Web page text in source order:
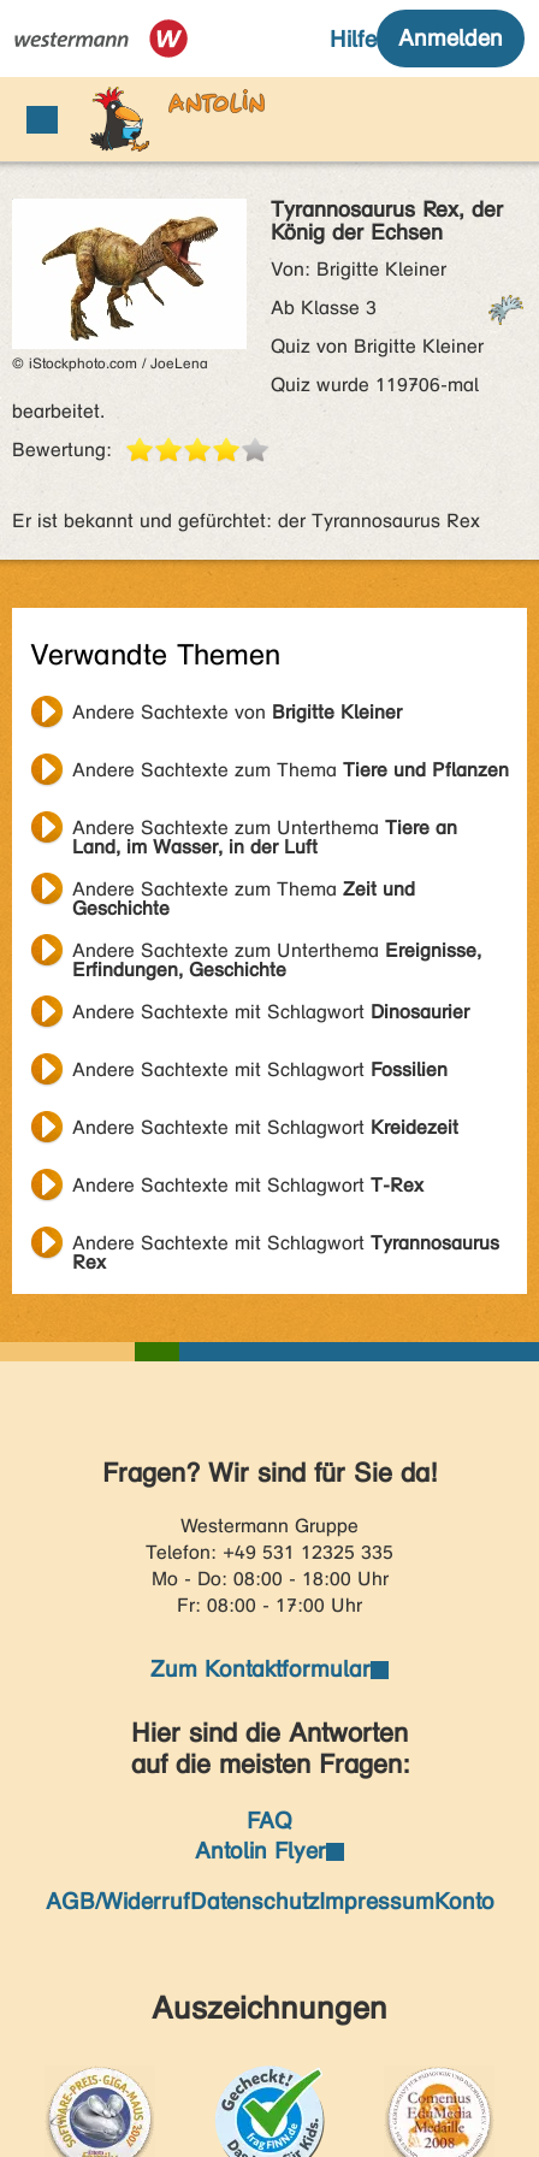
© iStockphoto.com / JoeLena
Tyrannosaurus Rex, der
König der Echsen
Von: Brigitte Kleiner
Ab Klasse 3
Quiz von Brigitte Kleiner
Quiz wurde 119706-mal
bearbeitet.
Bewertung:
Er ist bekannt und gefürchtet: der Tyrannosaurus Rex
Verwandte Themen
Andere Sachtexte von Brigitte Kleiner
Andere Sachtexte zum Thema Tiere und Pflanzen
Andere Sachtexte zum Unterthema Tiere an
Land, im Wasser, in der Luft
Andere Sachtexte zum Thema Zeit und
Geschichte
Andere Sachtexte zum Unterthema Ereignisse,
Erfindungen, Geschichte
Andere Sachtexte mit Schlagwort Dinosaurier
Andere Sachtexte mit Schlagwort Fossilien
Andere Sachtexte mit Schlagwort Kreidezeit
Andere Sachtexte mit Schlagwort T-Rex
Andere Sachtexte mit Schlagwort Tyrannosaurus
Rex